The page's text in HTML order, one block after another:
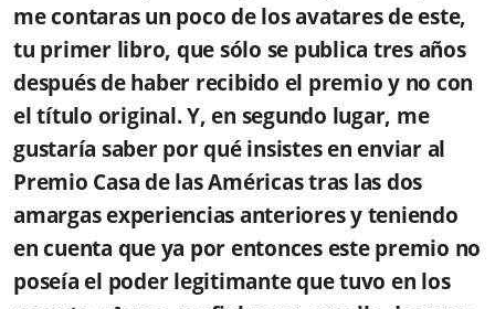
me contaras un poco de los avatares de este,
tu primer libro, que sólo se publica tres años
después de haber recibido el premio y no con
el título original. Y, en segundo lugar, me
gustaría saber por qué insistes en enviar al
Premio Casa de las Américas tras las dos
amargas experiencias anteriores y teniendo
en cuenta que ya por entonces este premio no
poseía el poder legitimante que tuvo en los